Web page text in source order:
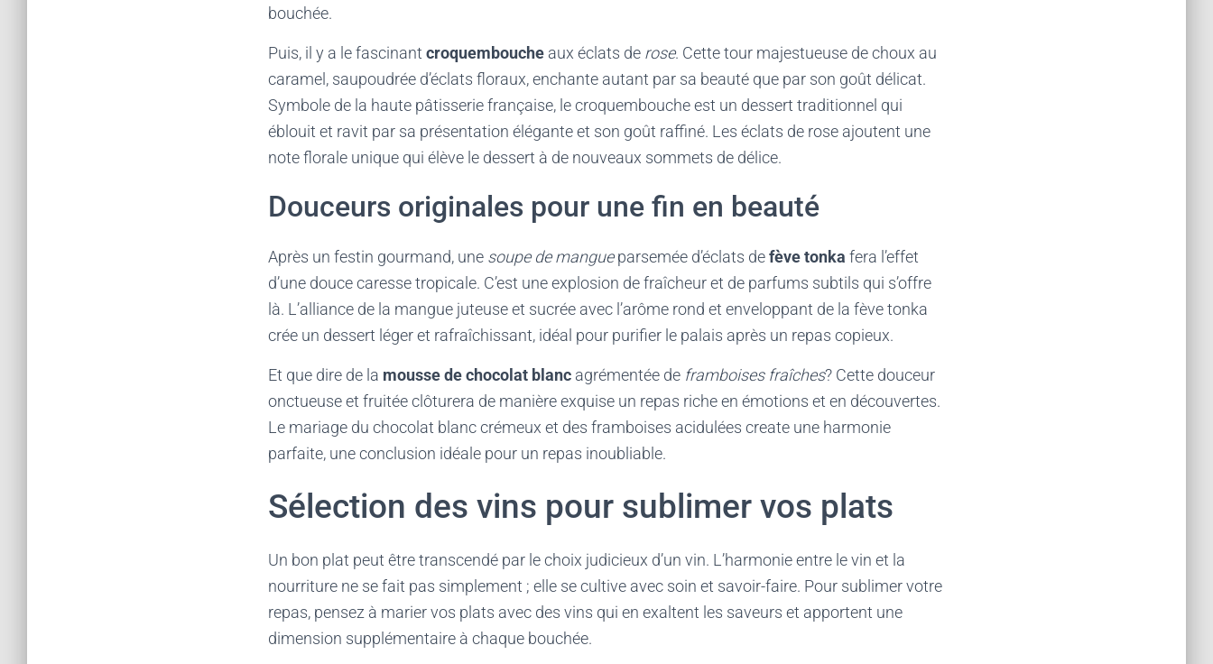
bouchée.
Puis, il y a le fascinant croquembouche aux éclats de rose. Cette tour majestueuse de choux au
caramel, saupoudrée d’éclats floraux, enchante autant par sa beauté que par son goût délicat.
Symbole de la haute pâtisserie française, le croquembouche est un dessert traditionnel qui
éblouit et ravit par sa présentation élégante et son goût raffiné. Les éclats de rose ajoutent une
note florale unique qui élève le dessert à de nouveaux sommets de délice.
Douceurs originales pour une fin en beauté
Après un festin gourmand, une soupe de mangueparsemée d’éclats defève tonka fera l’effet
d’une douce caresse tropicale. C’est une explosion de fraîcheur et de parfums subtils qui s’offre
là. L’alliance de la mangue juteuse et sucrée avec l’arôme rond et enveloppant de la fève tonka
crée un dessert léger et rafraîchissant, idéal pour purifier le palais après un repas copieux.
Et que dire de la mousse de chocolat blanc agrémentée de framboises fraîches? Cette douceur
onctueuse et fruitée clôturera de manière exquise un repas riche en émotions et en découvertes.
Le mariage du chocolat blanc crémeux et des framboises acidulées create une harmonie
parfaite, une conclusion idéale pour un repas inoubliable.
Sélection des vins pour sublimer vos plats
Un bon plat peut être transcendé par le choix judicieux d’un vin. L’harmonie entre le vin et la
nourriture ne se fait pas simplement ; elle se cultive avec soin et savoir-faire. Pour sublimer votre
repas, pensez à marier vos plats avec des vins qui en exaltent les saveurs et apportent une
dimension supplémentaire à chaque bouchée.